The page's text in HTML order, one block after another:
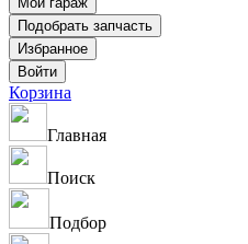
Корзина
Главная
Поиск
Подбор